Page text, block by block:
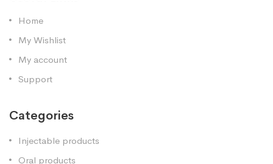
Home
My Wishlist
My account
Support
Categories
Injectable products
Oral products